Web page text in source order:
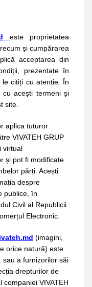
este proprietatea
și cumpărarea
acceptarea din
prezentate în
citiți cu atenție. În
acești termeni și
site.
aplica tuturor
VIVATEH GRUP
virtual
și pot fi modificate
părți. Acești
despre
publice, în
Civil al Republicii
Electronic.
(imagini,
orice natură) este
sau a furnizorilor săi
drepturilor de
companiei VIVATEH